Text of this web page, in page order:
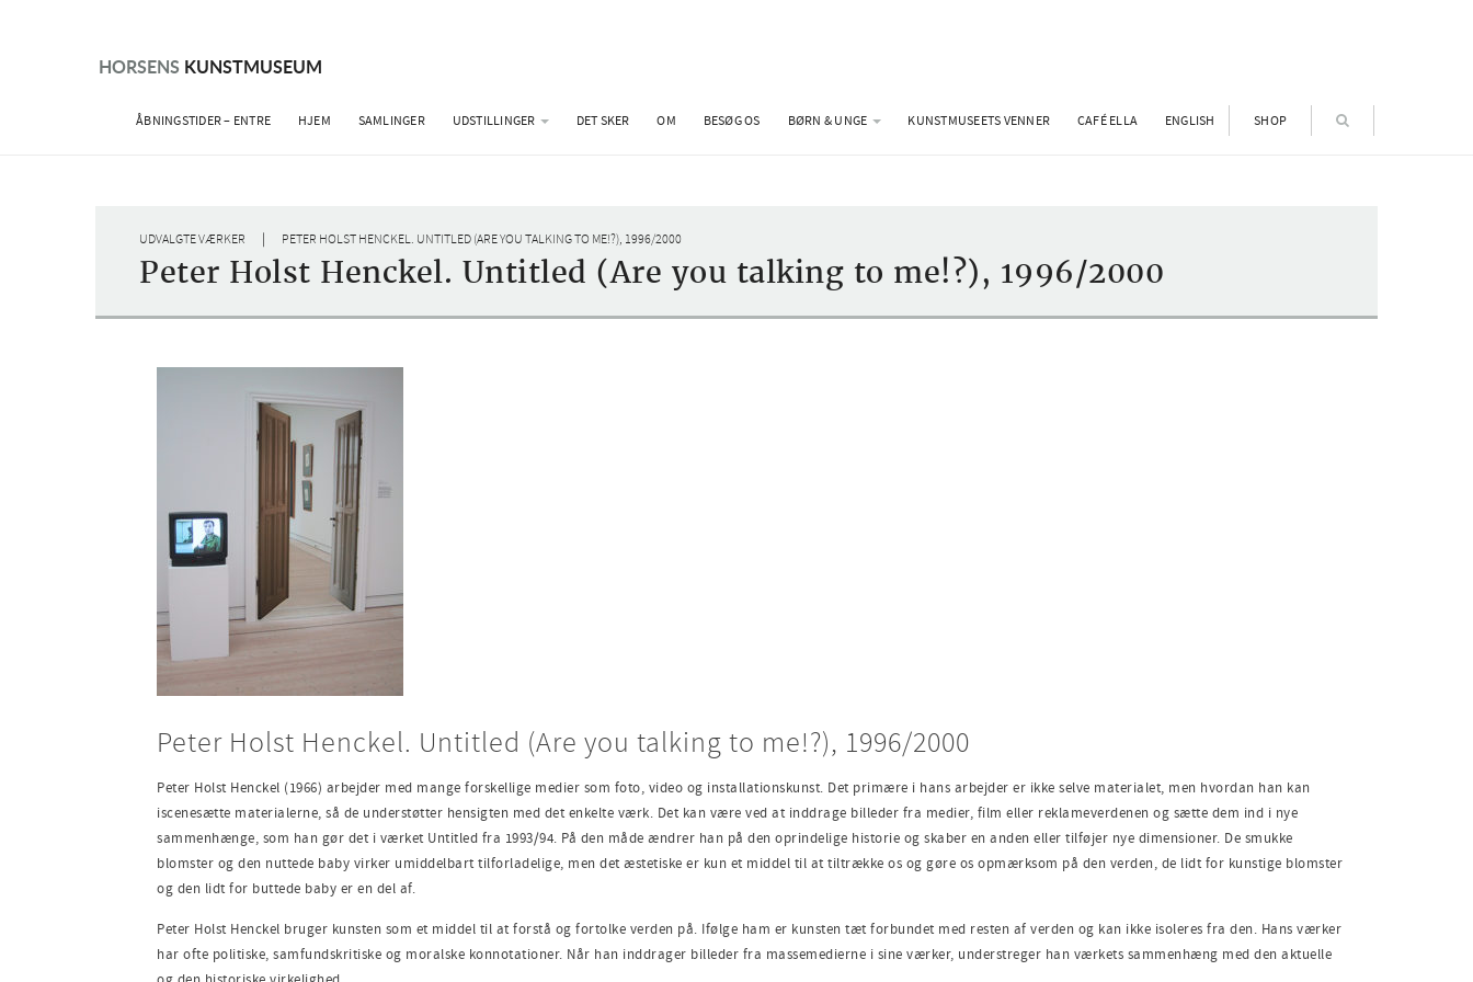
HORSENS KUNSTMUSEUM
ÅBNINGSTIDER – ENTRE HJEM SAMLINGER UDSTILLINGER DET SKER OM BESØG OS BØRN & UNGE KUNSTMUSEETS VENNER CAFÉ ELLA ENGLISH SHOP
UDVALGTE VÆRKER | PETER HOLST HENCKEL. UNTITLED (ARE YOU TALKING TO ME!?), 1996/2000
Peter Holst Henckel. Untitled (Are you talking to me!?), 1996/2000
Peter Holst Henckel. Untitled (Are you talking to me!?), 1996/2000
Peter Holst Henckel (1966) arbejder med mange forskellige medier som foto, video og installationskunst. Det primære i hans arbejder er ikke selve materialet, men hvordan han kan
iscenesætte materialerne, så de understøtter hensigten med det enkelte værk. Det kan være ved at inddrage billeder fra medier, film eller reklameverdenen og sætte dem ind i nye
sammenhænge, som han gør det i værket Untitled fra 1993/94. På den måde ændrer han på den oprindelige historie og skaber en anden eller tilføjer nye dimensioner. De smukke
blomster og den nuttede baby virker umiddelbart tilforladelige, men det æstetiske er kun et middel til at tiltrække os og gøre os opmærksom på den verden, de lidt for kunstige blomster
og den lidt for buttede baby er en del af.
Peter Holst Henckel bruger kunsten som et middel til at forstå og fortolke verden på. Ifølge ham er kunsten tæt forbundet med resten af verden og kan ikke isoleres fra den. Hans værker
har ofte politiske, samfundskritiske og moralske konnotationer. Når han inddrager billeder fra massemedierne i sine værker, understreger han værkets sammenhæng med den aktuelle